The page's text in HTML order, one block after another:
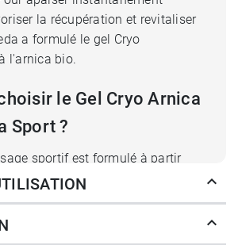
la récupération et revitaliser
a formulé le gel Cryo
l'arnica bio.
le Gel Cryo Arnica
Sport ?
sportif est formulé à partir
% d'origine naturelle
Pour ce faire, il s'appuie sur les